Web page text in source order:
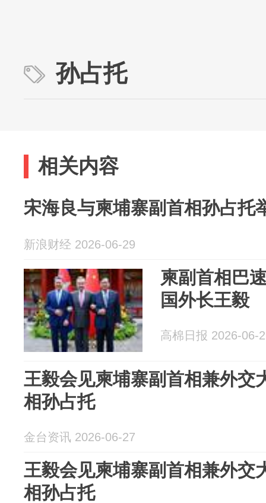
孙占托
相关内容
宋海良与柬埔寨副首相孙占托
新浪财经 2026-06-29
柬副首相巴
国外长王毅
高棉日报 2026-06-
王毅会见柬埔寨副首相兼外交
相孙占托
金台资讯 2026-06-27
王毅会见柬埔寨副首相兼外交
相孙占托